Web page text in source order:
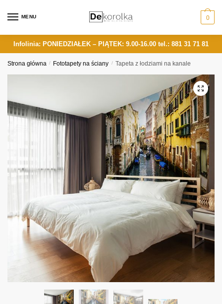
MENU 0
Infolinia: PONIEDZIAŁEK – PIĄTEK: 9.00-16.00 tel.: 881 31 71 81
Strona główna / Fototapety na ściany / Tapeta z łodziami na kanale